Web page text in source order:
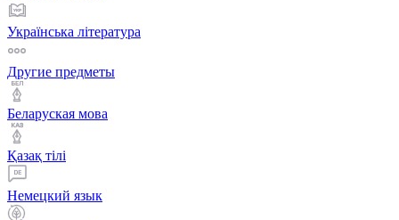
Українська література
Другие предметы
Беларуская мова
Қазақ тiлi
Немецкий язык